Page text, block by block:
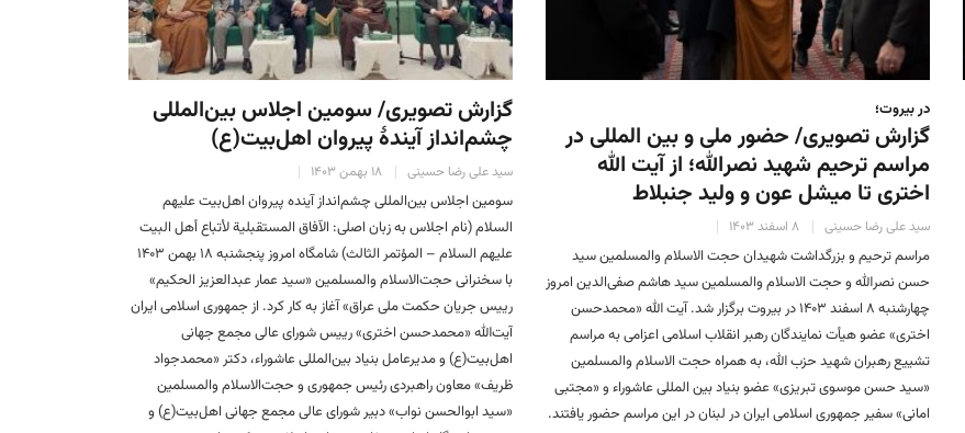
در بیروت؛
گزارش تصویری/ حضور ملی و بین المللی در
مراسم ترحیم شهید نصرالله؛ از آیت الله
اختری تا میشل عون و ولید جنبلاط
سید علی رضا حسینی ۸ اسفند ۱۴۰۳
مراسم ترحیم و بزرگداشت شهیدان حجت الاسلام والمسلمین سید
حسن نصرالله و حجت الاسلام والمسلمین سید هاشم صفی‌الدین امروز
چهارشنبه ۸ اسفند ۱۴۰۳ در بیروت برگزار شد. آیت الله «محمدحسن
اختری» عضو هیأت نمایندگان رهبر انقلاب اسلامی اعزامی به مراسم
تشییع رهبران شهید حزب‌ الله، به همراه حجت الاسلام والمسلمین
«سید حسن موسوی تبریزی» عضو بنیاد بین المللی عاشوراء و «مجتبی
امانی» سفیر جمهوری اسلامی ایران در لبنان در این مراسم حضور یافتند.
گزارش تصویری/ سومین اجلاس بین‌المللی
چشم‌انداز آیندهٔ پیروان اهل‌بیت(ع)
سید علی رضا حسینی ۱۸ بهمن ۱۴۰۳
سومین اجلاس بین‌المللی چشم‌انداز آینده پیروان‌ اهل‌بیت علیهم
السلام (نام اجلاس به زبان اصلی: الآفاق المستقبلية لأتباع أهل البيت
عليهم السلام – المؤتمر الثالث) شامگاه امروز پنجشنبه ۱۸ بهمن ۱۴۰۳
با سخنرانی حجت‌الاسلام والمسلمین «سید عمار عبدالعزیز الحکیم»
رییس جریان حکمت ملی عراق» آغاز به کار کرد. از جمهوری اسلامی ایران
آیت‌الله «محمدحسن اختری» رییس شورای عالی مجمع جهانی
اهل‌بیت(ع) و مدیرعامل بنیاد بین‌المللی عاشوراء، دکتر «محمدجواد
ظریف» معاون راهبردی رئیس جمهوری و حجت‌الاسلام والمسلمین
«سید ابوالحسن نواب» دبیر شورای عالی مجمع جهانی اهل‌بیت(ع) و